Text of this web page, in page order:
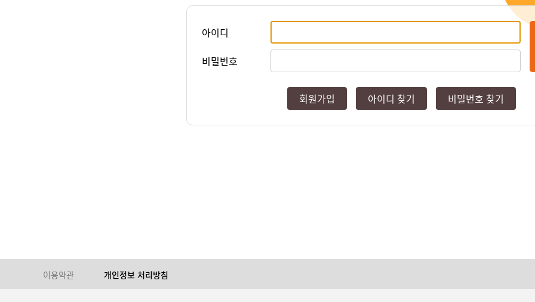
아이디
비밀번호
회원가입 아이디 찾기 비밀번호 찾기
이용약관 개인정보 처리방침